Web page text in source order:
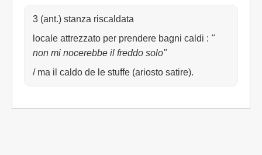
3 (ant.) stanza riscaldata
locale attrezzato per prendere bagni caldi : "
non mi nocerebbe il freddo solo"
/ ma il caldo de le stuffe (ariosto satire).